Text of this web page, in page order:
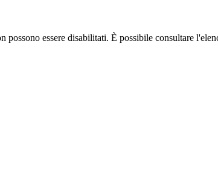
possono essere disabilitati. È possibile consultare